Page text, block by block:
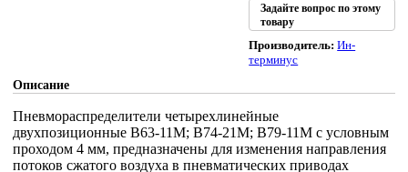
Задайте вопрос по этому
товару
Производитель:Ин-
терминус
Описание
Пневмораспределители четырехлинейные
двухпозиционные В63-11М; В74-21М; В79-11М с условным
проходом 4 мм, предназначены для изменения направления
потоков сжатого воздуха в пневматических приводах